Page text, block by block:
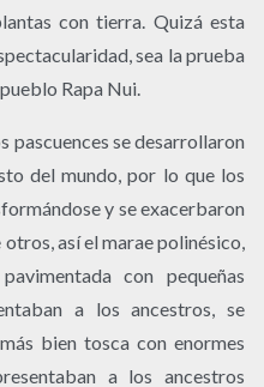
con tierra. Quizá esta
sea la prueba
Rapa Nui.
pascuences se desarrollaron
del mundo, por lo que los
y se exacerbaron
así el marae polinésico,
con pequeñas
a los ancestros, se
bien tosca con enormes
a los ancestros